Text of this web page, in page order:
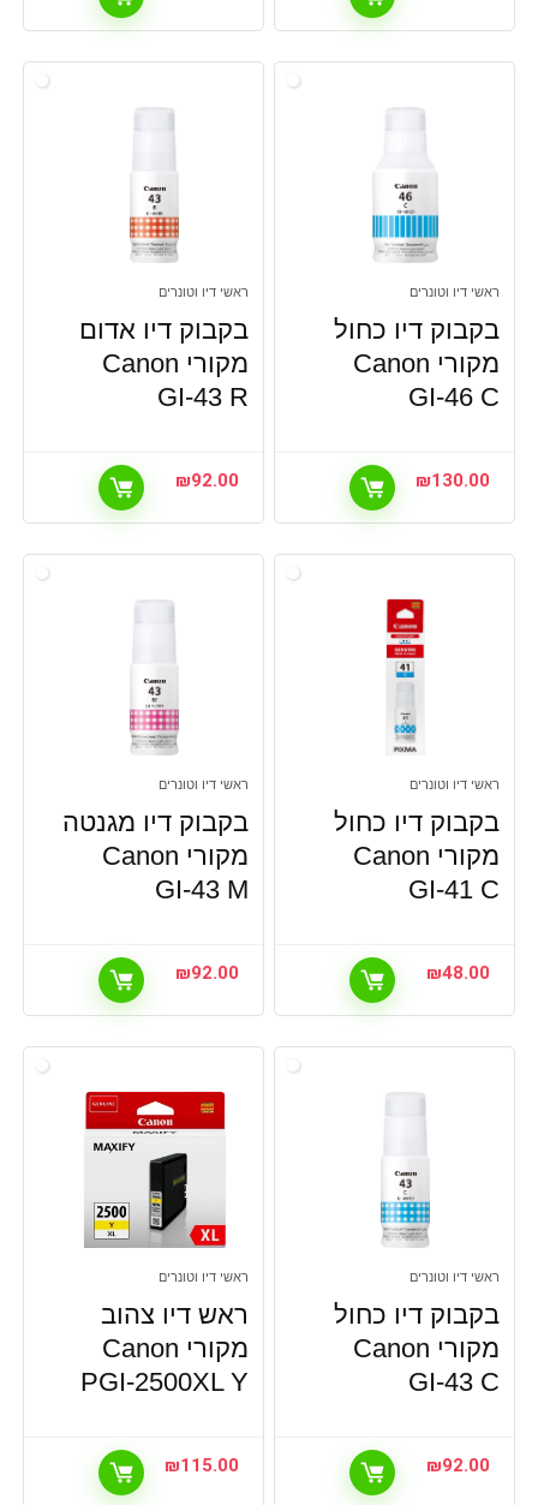
ראשי דיו וטונרים
בקבוק דיו כחול
מקורי Canon
GI-46 C
₪130.00
ראשי דיו וטונרים
בקבוק דיו אדום
מקורי Canon
GI-43 R
₪92.00
ראשי דיו וטונרים
בקבוק דיו כחול
מקורי Canon
GI-41 C
₪48.00
ראשי דיו וטונרים
בקבוק דיו מגנטה
מקורי Canon
GI-43 M
₪92.00
ראשי דיו וטונרים
בקבוק דיו כחול
מקורי Canon
GI-43 C
₪92.00
ראשי דיו וטונרים
ראש דיו צהוב
מקורי Canon
PGI-2500XL Y
₪115.00